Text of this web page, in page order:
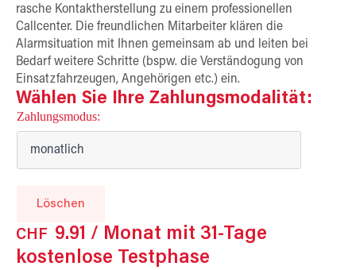
rasche Kontaktherstellung zu einem professionellen
Callcenter. Die freundlichen Mitarbeiter klären die
Alarmsituation mit Ihnen gemeinsam ab und leiten bei
Bedarf weitere Schritte (bspw. die Verständogung von
Einsatzfahrzeugen, Angehörigen etc.) ein.
Wählen Sie Ihre Zahlungsmodalität:
Zahlungsmodus
Löschen
CHF 9.91 / Monat mit 31-Tage
kostenlose Testphase